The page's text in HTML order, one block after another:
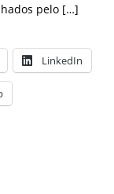
pelo […]
LinkedIn